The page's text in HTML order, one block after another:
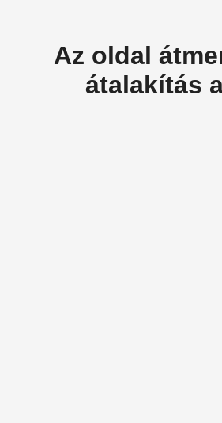
Az oldal
átalakítás